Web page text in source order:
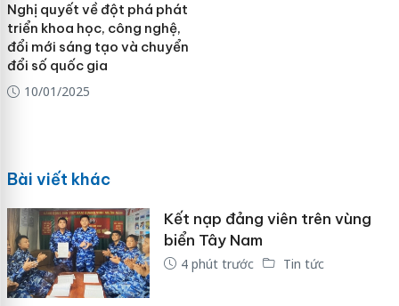
Nghị quyết về đột phá phát
triển khoa học, công nghệ,
đổi mới sáng tạo và chuyển
đổi số quốc gia
10/01/2025
Bài viết khác
Kết nạp đảng viên trên vùng
biển Tây Nam
4 phút trước Tin tức